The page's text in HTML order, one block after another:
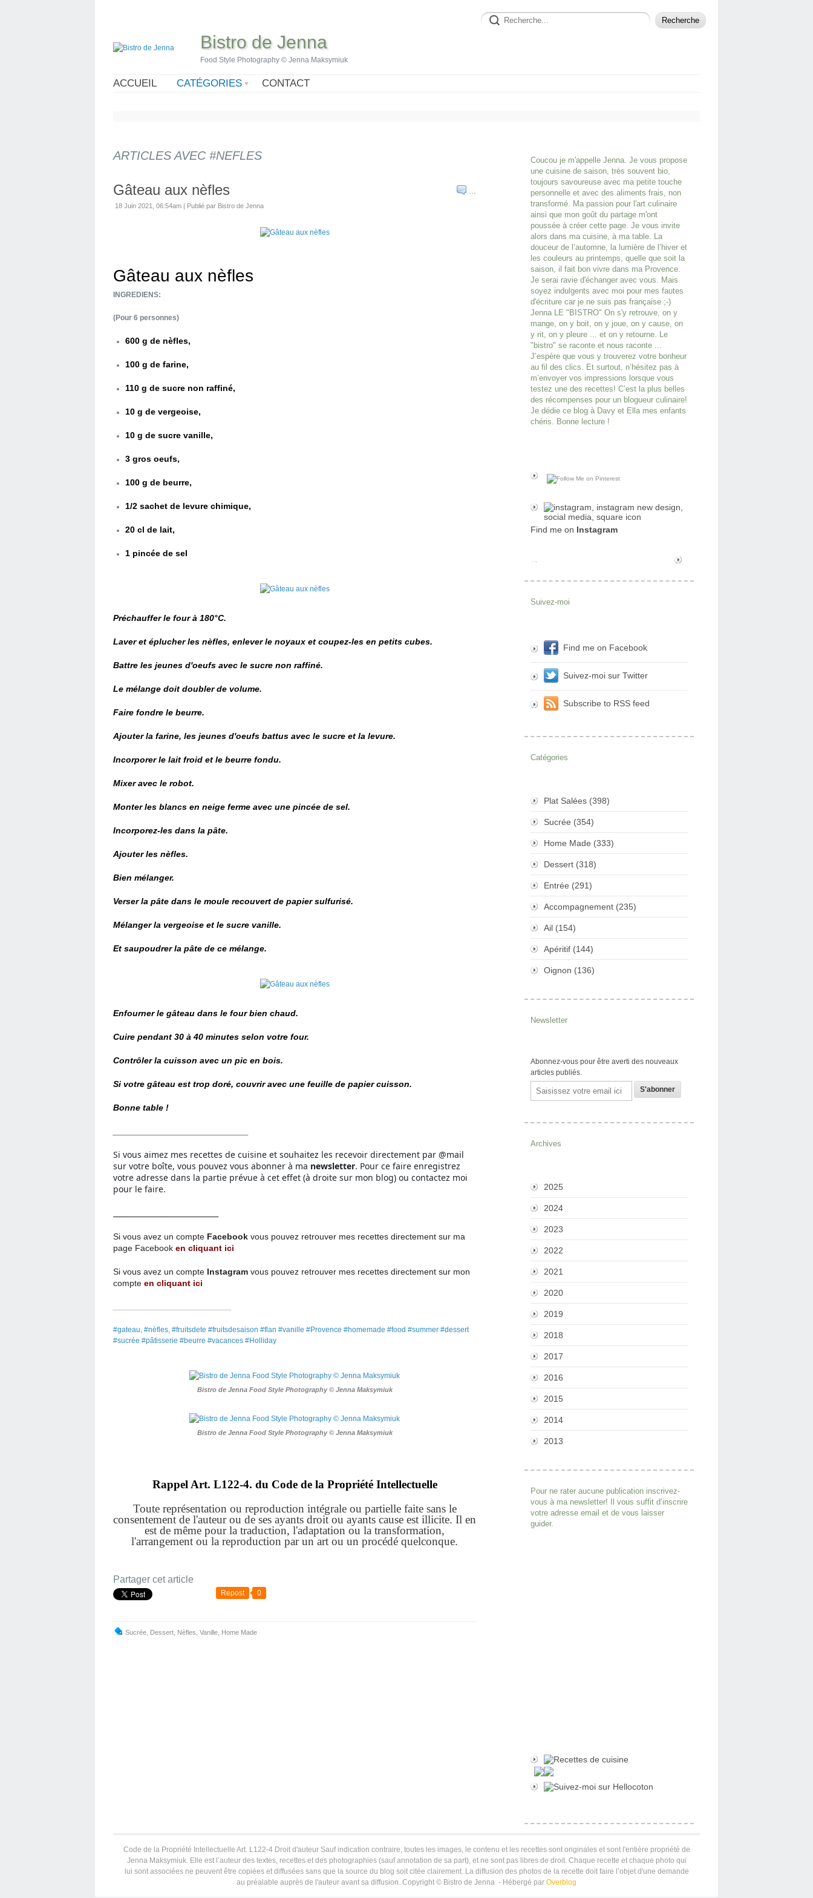
Bistro de Jenna
Food Style Photography © Jenna Maksymiuk
ACCUEIL CATÉGORIES CONTACT
ARTICLES AVEC #NEFLES
…
Gâteau aux nèfles
18 Juin 2021, 06:54am | Publié par Bistro de Jenna
Gâteau aux nèfles
INGREDIENS:
(Pour 6 personnes)
600 g de nèfles,
100 g de farine,
110 g de sucre non raffiné,
10 g de vergeoise,
10 g de sucre vanille,
3 gros oeufs,
100 g de beurre,
1/2 sachet de levure chimique,
20 cl de lait,
1 pincée de sel
Préchauffer le four à 180°C.
Laver et éplucher les nèfles, enlever le noyaux et coupez-les en petits cubes.
Battre les jeunes d'oeufs avec le sucre non raffiné.
Le mélange doit doubler de volume.
Faire fondre le beurre.
Ajouter la farine, les jeunes d'oeufs battus avec le sucre et la levure.
Incorporer le lait froid et le beurre fondu.
Mixer avec le robot.
Monter les blancs en neige ferme avec une pincée de sel.
Incorporez-les dans la pâte.
Ajouter les nèfles.
Bien mélanger.
Verser la pâte dans le moule recouvert de papier sulfurisé.
Mélanger la vergeoise et le sucre vanille.
Et saupoudrerla pâte de ce mélange.
Enfourner le gâteau dans le four bien chaud.
Cuire pendant 30 à 40 minutes selon votre four.
Contrôlerla cuisson avec un pic en bois.
Si votre gâteau est trop doré, couvrir avec une feuille de papier cuisson.
Bonne table !
Si vous aimez mes recettes de cuisine et souhaitez les recevoir directement par @mail
sur votre boîte, vous pouvez vous abonner à ma newsletter. Pour ce faire enregistrez
votre adresse dans la partie prévue à cet effet (à droite sur mon blog) ou contactez moi
pour le faire.
Si vous avez un compte Facebook vous pouvez retrouver mes recettes directement sur ma
page Facebook en cliquant ici
Si vous avez un compte Instagram vous pouvez retrouver mes recettes directement sur mon
compte en cliquant ici
#gateau, #nèfles, #fruitsdete #fruitsdesaison #flan #vanille #Provence #homemade #food #summer #dessert
#sucrée #pâtisserie #beurre #vacances #Holliday
Bistro de Jenna Food Style Photography © Jenna Maksymiuk
Bistro de Jenna Food Style Photography © Jenna Maksymiuk
Rappel Art. L122-4. du Code de la Propriété Intellectuelle
Toute représentation ou reproduction intégrale ou partielle faite sans le
consentement de l'auteur ou de ses ayants droit ou ayants cause est illicite. Il en
est de même pour la traduction, l'adaptation ou la transformation,
l'arrangement ou la reproduction par un art ou un procédé quelconque.
Partager cet article
Repost 0
Sucrée Dessert Nèfles Vanille Home Made
Coucou je m'appelle Jenna. Je vous propose
une cuisine de saison, très souvent bio,
toujours savoureuse avec ma petite touche
personnelle et avec des aliments frais, non
transformé. Ma passion pour l'art culinaire
ainsi que mon goût du partage m'ont
poussée à créer cette page. Je vous invite
alors dans ma cuisine, à ma table. La
douceur de l’automne, la lumière de l’hiver et
les couleurs au printemps, quelle que soit la
saison, il fait bon vivre dans ma Provence.
Je serai ravie d'échanger avec vous. Mais
soyez indulgents avec moi pour mes fautes
d'écriture car je ne suis pas française ;-)
Jenna LE "BISTRO" On s'y retrouve, on y
mange, on y boit, on y joue, on y cause, on
y rit, on y pleure ... et on y retourne. Le
"bistro" se raconte et nous raconte ...
J’espère que vous y trouverez votre bonheur
au fil des clics. Et surtout, n’hésitez pas à
m’envoyer vos impressions lorsque vous
testez une des recettes! C’est la plus belles
des récompenses pour un blogueur culinaire!
Je dédie ce blog à Davy et Ella mes enfants
chéris. Bonne lecture !
Find me on Instagram
Suivez-moi
Find me on Facebook
Suivez-moi sur Twitter
Subscribe to RSS feed
Catégories
Plat Salées (398)
Sucrée (354)
Home Made (333)
Dessert (318)
Entrée (291)
Accompagnement (235)
Ail (154)
Apéritif (144)
Oignon (136)
Newsletter
Abonnez-vous pour être averti des nouveaux
articles publiés.
Email
Archives
2025
2024
2023
2022
2021
2020
2019
2018
2017
2016
2015
2014
2013
Pour ne rater aucune publication inscrivez-
vous à ma newsletter! Il vous suffit d’inscrire
votre adresse email et de vous laisser
guider.
Code de la Propriété Intellectuelle Art. L122-4 Droit d'auteur Sauf indication contraire, toutes les images, le contenu et les recettes sont originales et sont l'entière propriété de
Jenna Maksymiuk. Elle est l’auteur des textes, recettes et des photographies (sauf annotation de sa part), et ne sont pas libres de droit. Chaque recette et chaque photo qui
lui sont associées ne peuvent être copiées et diffusées sans que la source du blog soit citée clairement. La diffusion des photos de la recette doit faire l’objet d'une demande
au préalable auprès de l'auteur avant sa diffusion. Copyright © Bistro de Jenna - Hébergé par Overblog